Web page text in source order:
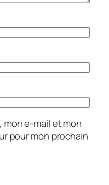
mon e-mail et mon
pour mon prochain